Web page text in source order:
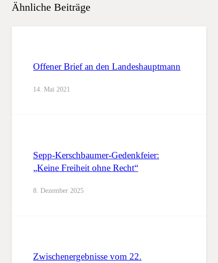
Ähnliche Beiträge
Offener Brief an den Landeshauptmann
14. Mai 2021
Sepp-Kerschbaumer-Gedenkfeier:
„Keine Freiheit ohne Recht“
8. Dezember 2025
Zwischenergebnisse vom 22.